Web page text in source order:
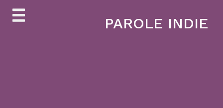
Skip
PAROLE INDIE